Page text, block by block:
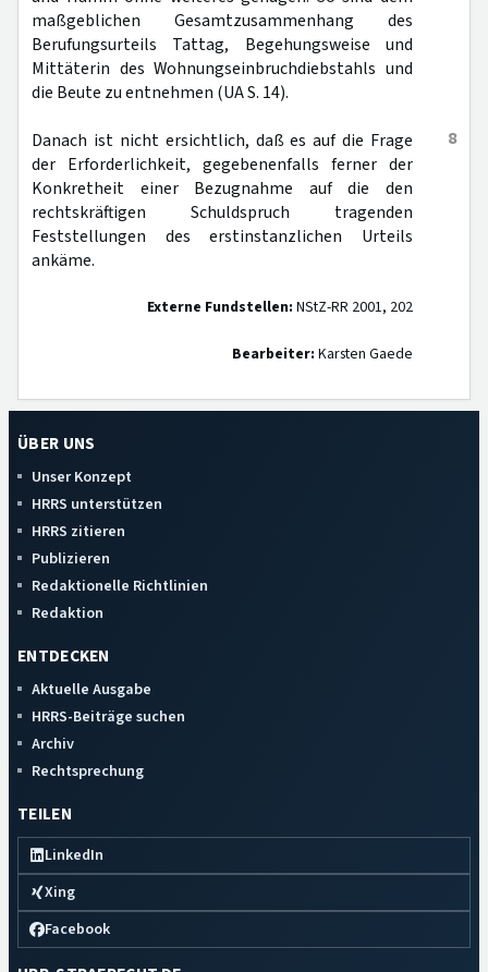
maßgeblichen Gesamtzusammenhang des
Berufungsurteils Tattag, Begehungsweise und
Mittäterin des Wohnungseinbruchdiebstahls und
die Beute zu entnehmen (UA S. 14).
8
Danach ist nicht ersichtlich, daß es auf die Frage
der Erforderlichkeit, gegebenenfalls ferner der
Konkretheit einer Bezugnahme auf die den
rechtskräftigen Schuldspruch tragenden
Feststellungen des erstinstanzlichen Urteils
ankäme.
Externe Fundstellen: NStZ-RR 2001, 202
Bearbeiter: Karsten Gaede
ÜBER UNS
Unser Konzept
HRRS unterstützen
HRRS zitieren
Publizieren
Redaktionelle Richtlinien
Redaktion
ENTDECKEN
Aktuelle Ausgabe
HRRS-Beiträge suchen
Archiv
Rechtsprechung
TEILEN
LinkedIn
Xing
Facebook